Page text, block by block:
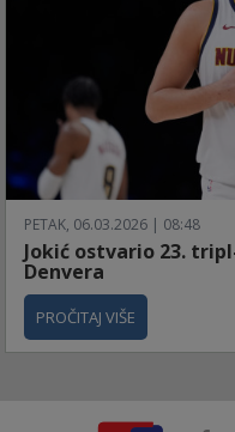
PETAK, 06.03.2026 | 08:48
Jokić ostvario 23.
Denvera
PROČITAJ VIŠE